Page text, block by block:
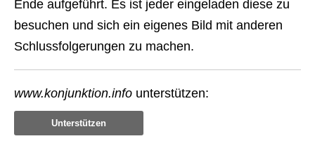
Ende aufgeführt. Es ist jeder eingeladen diese zu
besuchen und sich ein eigenes Bild mit anderen
Schlussfolgerungen zu machen.
www.konjunktion.info unterstützen:
Unterstützen